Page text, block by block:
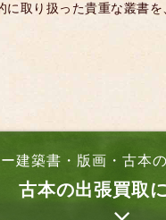
に取り扱った貴重な叢書
ー建築書・版画・古本
古本の出張買取